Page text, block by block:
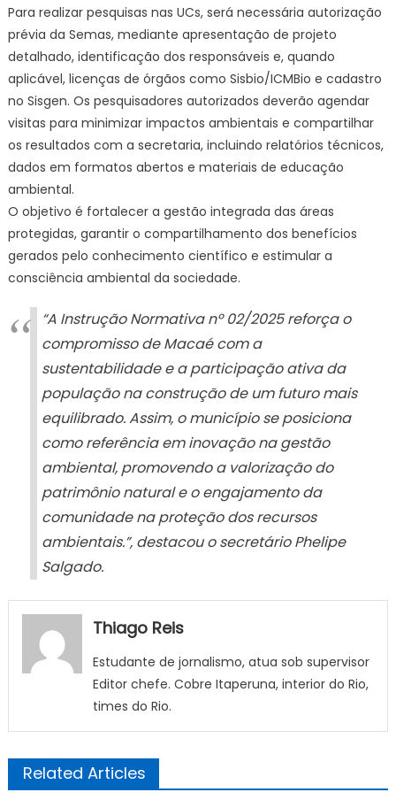
Para realizar pesquisas nas UCs, será necessária autorização
prévia da Semas, mediante apresentação de projeto
detalhado, identificação dos responsáveis e, quando
aplicável, licenças de órgãos como Sisbio/ICMBio e cadastro
no Sisgen. Os pesquisadores autorizados deverão agendar
visitas para minimizar impactos ambientais e compartilhar
os resultados com a secretaria, incluindo relatórios técnicos,
dados em formatos abertos e materiais de educação
ambiental.
O objetivo é fortalecer a gestão integrada das áreas
protegidas, garantir o compartilhamento dos benefícios
gerados pelo conhecimento científico e estimular a
consciência ambiental da sociedade.
“A Instrução Normativa nº 02/2025 reforça o
compromisso de Macaé com a
sustentabilidade e a participação ativa da
população na construção de um futuro mais
equilibrado. Assim, o município se posiciona
como referência em inovação na gestão
ambiental, promovendo a valorização do
patrimônio natural e o engajamento da
comunidade na proteção dos recursos
ambientais.”, destacou o secretário Phelipe
Salgado.
Thiago Reis
Estudante de jornalismo, atua sob supervisor
Editor chefe. Cobre Itaperuna, interior do Rio,
times do Rio.
Related Articles